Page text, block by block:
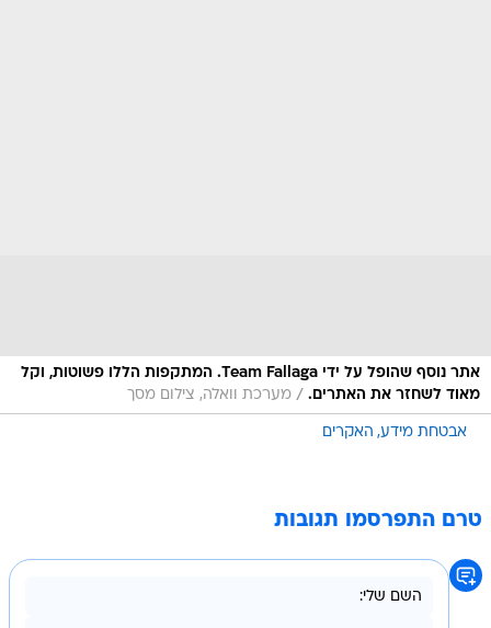
אתר נוסף שהופל על ידי Team Fallaga. המתקפות הללו פשוטות, וקל
מאוד לשחזר את האתרים. / מערכת וואלה, צילום מסך
אבטחת מידע האקרים
טרם התפרסמו תגובות